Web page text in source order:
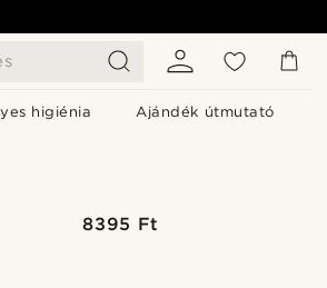
higiénia Ajándék útmutató
8395 Ft